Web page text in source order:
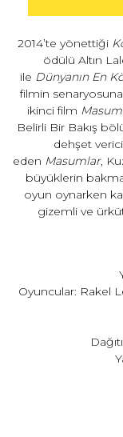
2014’te yönettiği
ödülü Altın
ile Dünyanın En
filmin
ikinci film
Belirli Bir Bakış
dehşet
eden Masumlar,
büyüklerin
oyun oynarken
gizemli ve
Oyuncular: Rakel